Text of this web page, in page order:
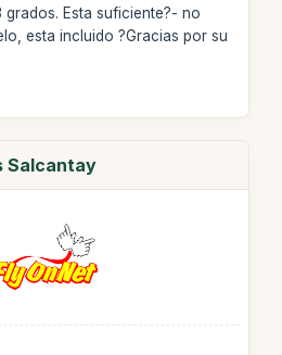
Esta suficiente?- no
esta incluido ?Gracias por su
Salcantay